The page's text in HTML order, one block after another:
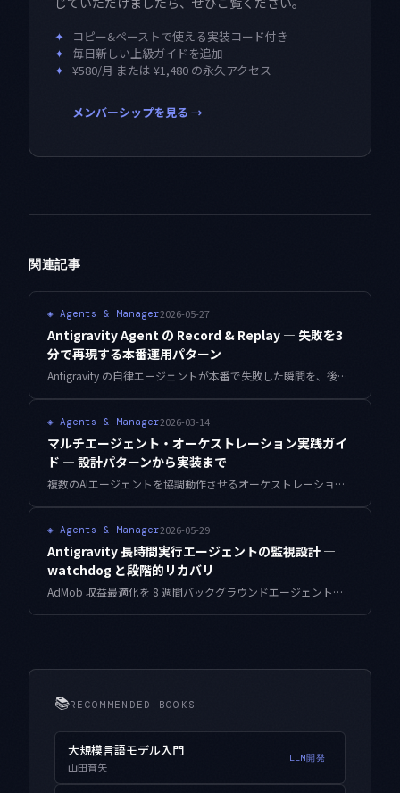
✦
コピー&ペーストで使える実装コード付き
✦ 毎日新しい上級ガイドを追加
✦ ¥580/月 または ¥1,480 の永久アクセス
メンバーシップを見る →
関連記事
◈ Agents & Manager2026-05-27
Antigravity Agent の Record & Replay — 失敗を3
分で再現する本番運用パターン
Antigravity の自律エージェントが本番で失敗した瞬間を、後からオフラインで決定的に再生する Record & Replay の設計と実装。Dolice Labs 4 サイトを並行運用してきた経験から、ストレージ設計・PII マスク・ハーネスのコードまで具体的に解説します。
◈ Agents & Manager2026-03-14
マルチエージェント・オーケストレーション実践ガイ
ド — 設計パターンから実装まで
複数のAIエージェントを協調動作させるオーケストレーション手法を解説。ルーティング、パイプライン、競合解決の設計パターンと実装コードを紹介します。
◈ Agents & Manager2026-05-29
Antigravity 長時間実行エージェントの監視設計 —
watchdog と段階的リカバリ
AdMob 収益最適化を 8 週間バックグラウンドエージェントに任せて見えた、長時間タスクが静かに停止する 3 つの故障モード。watchdog タイマーと段階的リカバリの実装メモを残します。
📚RECOMMENDED BOOKS
大規模言語モデル入門
山田育矢
LLM開発